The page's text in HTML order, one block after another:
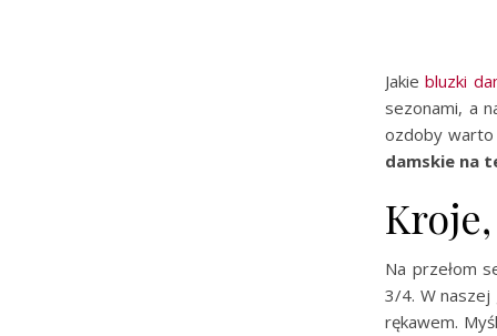
Jakiebluzki
sezonami, a
ozdoby warto
damskie na
Na przełom
3/4. W naszej
rękawem.